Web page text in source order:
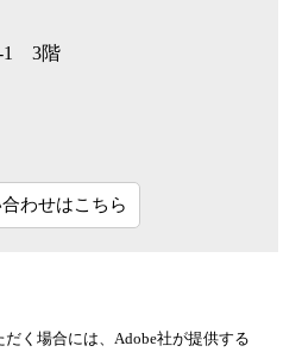
1 3階
わせはこちら
く場合には、Adobe社が提供する